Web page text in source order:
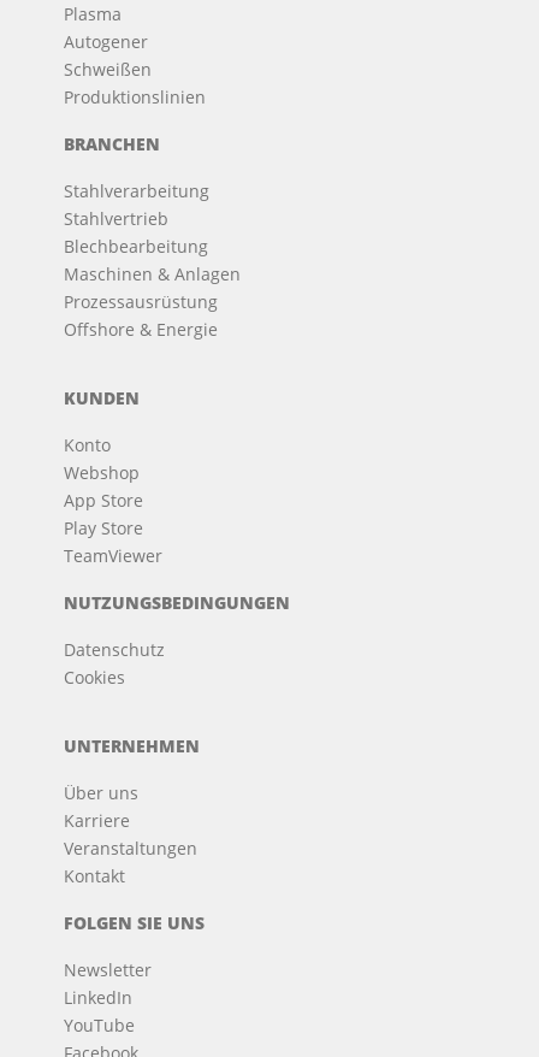
Plasma
Autogener
Schweißen
Produktionslinien
BRANCHEN
Stahlverarbeitung
Stahlvertrieb
Blechbearbeitung
Maschinen & Anlagen
Prozessausrüstung
Offshore & Energie
KUNDEN
Konto
Webshop
App Store
Play Store
TeamViewer
NUTZUNGSBEDINGUNGEN
Datenschutz
Cookies
UNTERNEHMEN
Über uns
Karriere
Veranstaltungen
Kontakt
FOLGEN SIE UNS
Newsletter
LinkedIn
YouTube